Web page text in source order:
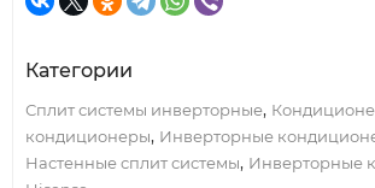
Категории
Сплит системы инверторные,
кондиционеры, Инверторные
Настенные сплит системы, Инверторные